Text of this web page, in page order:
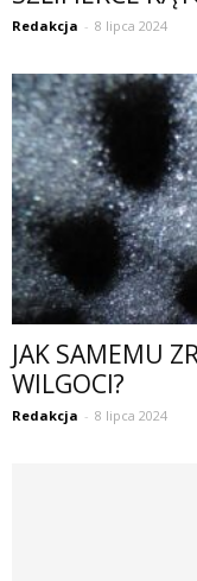
Redakcja - 8 lipca 2024
JAK SAMEMU
WILGOCI?
Redakcja - 8 lipca 2024